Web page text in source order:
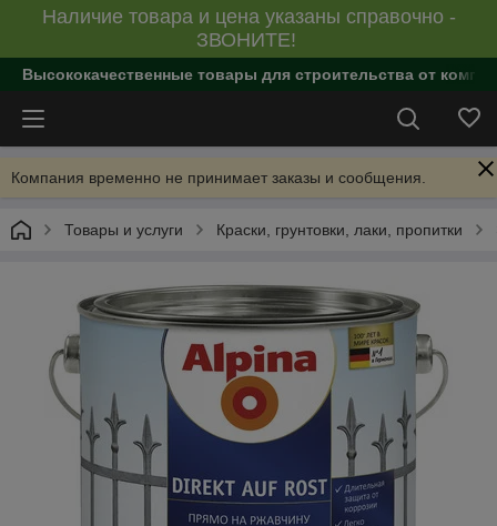
Наличие товара и цена указаны справочно -
ЗВОНИТЕ!
Высококачественные товары для строительства от
Компания временно не принимает заказы и сообщения.
Товары и услуги Краски, грунтовки, лаки, пропитки